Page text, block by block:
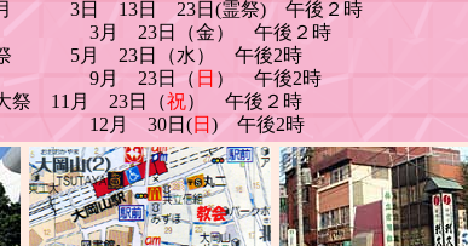
13日 23日(霊祭) 午後２時
日（金） 午後２時
5月 23日（水） 午後2時
23日（ 日 ） 午後2時
11月 23日（祝） 午後２時
30日(日 ) 午後2時